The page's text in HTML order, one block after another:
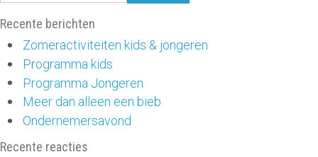
Recente berichten
Zomeractiviteiten kids & jongeren
Programma kids
Programma Jongeren
Meer dan alleen een bieb
Ondernemersavond
Recente reacties